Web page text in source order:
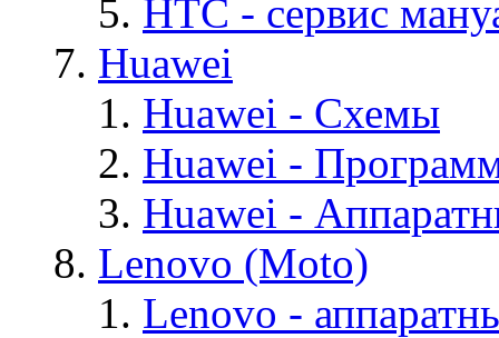
HTC - cервис
Huawei
Huawei - Cхемы
Huawei -
Huawei -
Lenovo (Moto)
Lenovo -